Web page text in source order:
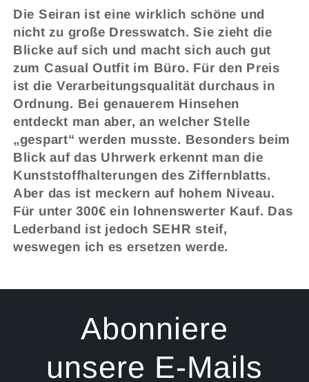
Die Seiran ist eine wirklich schöne und
nicht zu große Dresswatch. Sie zieht die
Blicke auf sich und macht sich auch gut
zum Casual Outfit im Büro. Für den Preis
ist die Verarbeitungsqualität durchaus in
Ordnung. Bei genauerem Hinsehen
entdeckt man aber, an welcher Stelle
„gespart“ werden musste. Besonders beim
Blick auf das Uhrwerk erkennt man die
Kunststoffhalterungen des Ziffernblatts.
Aber das ist meckern auf hohem Niveau.
Für unter 300€ ein lohnenswerter Kauf. Das
Lederband ist jedoch SEHR steif,
weswegen ich es ersetzen werde.
Abonniere
unsere E-Mails